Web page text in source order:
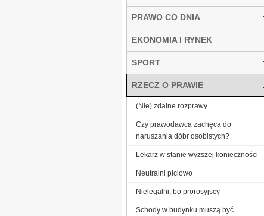
PRAWO CO DNIA
EKONOMIA I RYNEK
SPORT
RZECZ O PRAWIE
(Nie) zdalne rozprawy
Czy prawodawca zachęca do
naruszania dóbr osobistych?
Lekarz w stanie wyższej konieczności
Neutralni płciowo
Nielegalni, bo prorosyjscy
Schody w budynku muszą być